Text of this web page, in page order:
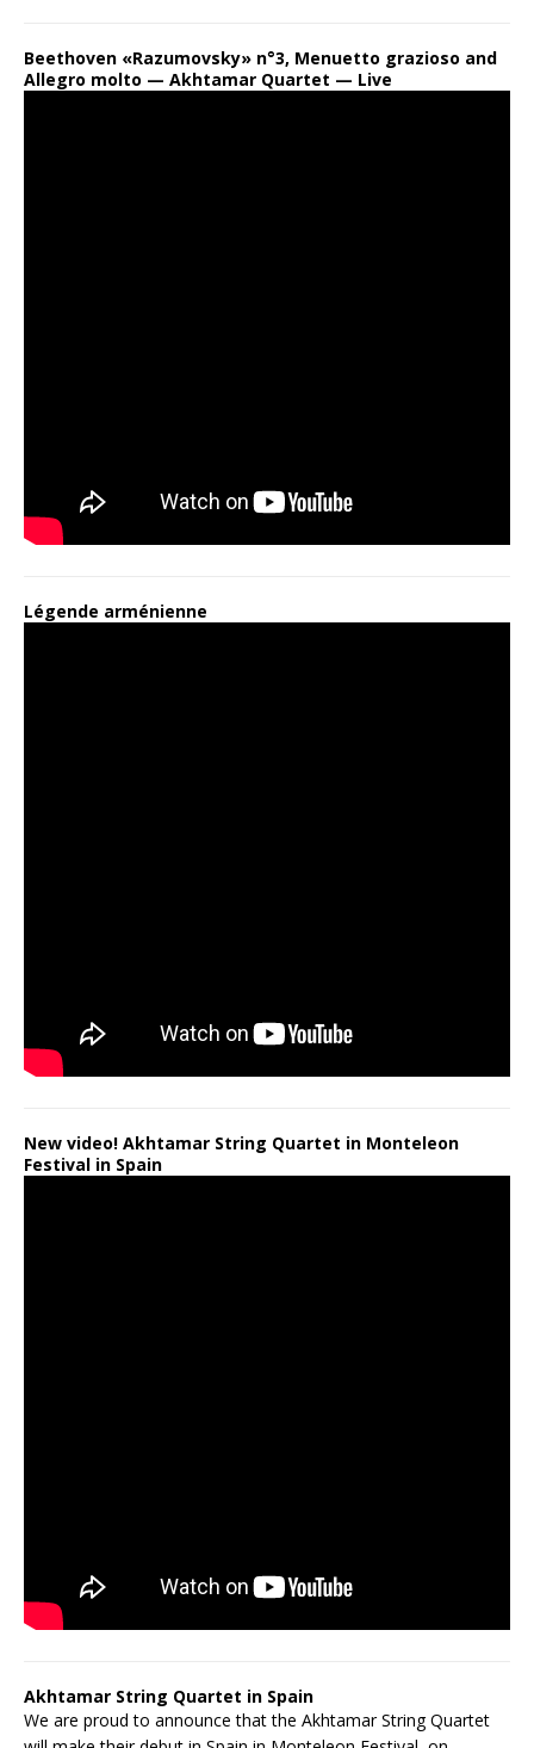
Beethoven «Razumovsky» n°3, Menuetto grazioso and
Allegro molto — Akhtamar Quartet — Live
Légende arménienne
New video! Akhtamar String Quartet in Monteleon
Festival in Spain
Akhtamar String Quartet in Spain
We are proud to announce that the Akhtamar String Quartet